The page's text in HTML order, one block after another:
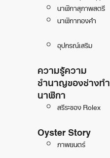
นาฬิกาสุภาพสตรี
นาฬิกาทองคำ
อุปกรณ์เสริม
ความรู้ความ
ชำนาญของช่างทำ
นาฬิกา
สรีระของ Rolex
Oyster Story
ภาพยนตร์